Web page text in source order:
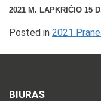
2021 M. LAPKRIČIO 15
Posted in 2021
BIURAS